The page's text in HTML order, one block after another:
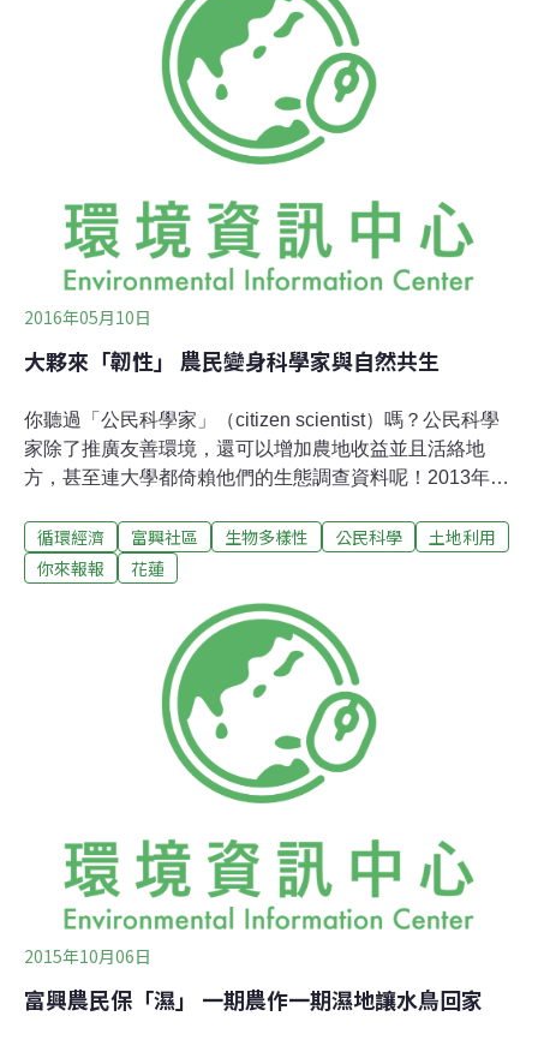
地，除了作為農場水源，更重要是為鳥類、蛙類等生物，
建立生態庇護所，因為在花東雖然有自然山林，但是廣大
的農業區內，卻很少有生物棲息的空間。富興農場水池。
攝影：陳添寶。圖片來源：我們的島。農場以分租和公約
方式，召集十多位農民，採取生態農法，種植自己喜歡的
作物。賴萌宏也會尋找專家、學者，針對農民產生的問
我們的島。參與農民許多是附近部落居民，他們一開始不
2016年05月10日
大夥來「韌性」 農民變身科學家與自然共生
你聽過「公民科學家」（citizen scientist）嗎？公民科學
家除了推廣友善環境，還可以增加農地收益並且活絡地
方，甚至連大學都倚賴他們的生態調查資料呢！2013年
公民科學家的概念，讓社區內的農產業與自然生態達到和
諧共生的成果。學術團隊製作農田常見動物紀錄表，方便
由一群東華大學自然資源與環境學系的學術團隊發起，邀
請農民們一同參與「韌性思考」計畫的角色稱謂，目的是
培養農民的科學知識與體察環境受威脅的能力，進而引發
社區甚至社會層級的土地關懷行動。於是，這群訓練有素
的農民即是「公民科學家」。藉此，科學家、公民科學家
與公眾三者，建立更多互信基礎，還能加強人們對生態系
統的應變能力，藉以提升地方的「韌性」（resilience）。
（阿美
循環經濟 富興社區 生物多樣性 公民科學
土地利用
你來報報
花蓮
2015年10月06日
富興農民保「濕」 一期農作一期濕地讓水鳥回家